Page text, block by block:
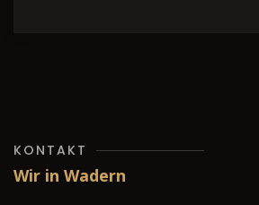
KONTAKT
Wir in Wadern